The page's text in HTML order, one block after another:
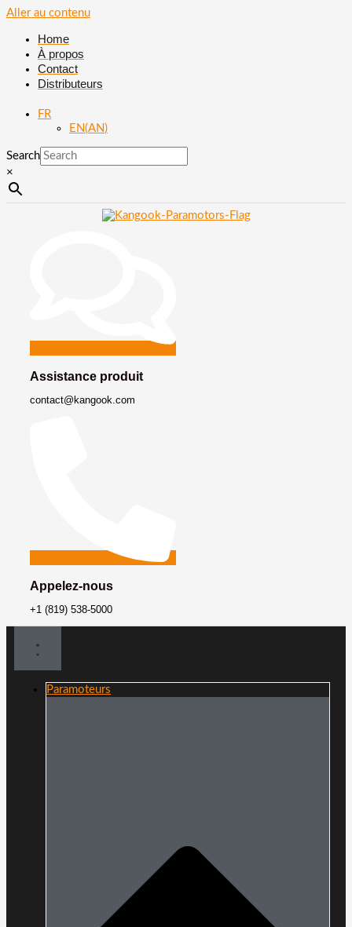
Aller au contenu
Home
À propos
Contact
Distributeurs
FR
EN(AN)
Search
×
Assistance produit
contact@kangook.com
Appelez-nous
+1 (819) 538-5000
Paramoteurs